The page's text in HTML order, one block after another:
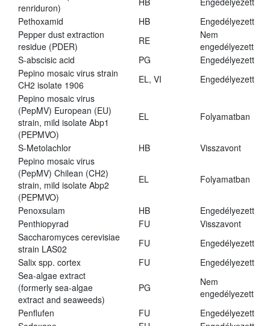
renriduron)
Pethoxamid
HB
Engedélyezett
Pepper dust extraction
residue (PDER)
RE
Nem
engedélyezett
S-abscisic acid
PG
Engedélyezett
Pepino mosaic virus strain
CH2 isolate 1906
EL, VI
Engedélyezett
Pepino mosaic virus
(PepMV) European (EU)
strain, mild isolate Abp1
(PEPMVO)
EL Folyamatban
S-Metolachlor HB
Visszavont
Pepino mosaic virus
(PepMV) Chilean (CH2)
strain, mild isolate Abp2
(PEPMVO)
EL Folyamatban
Penoxsulam HB
Engedélyezett
Penthiopyrad
FU
Visszavont
Saccharomyces cerevisiae
strain LAS02
FU
Engedélyezett
Salix spp. cortex
FU
Engedélyezett
Sea-algae extract
(formerly sea-algae
extract and seaweeds)
PG
Nem
engedélyezett
Penflufen
FU
Engedélyezett